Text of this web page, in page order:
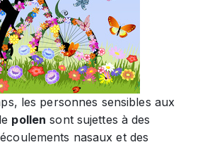
les personnes sensibles aux
pollen sont sujettes à des
nasaux et des